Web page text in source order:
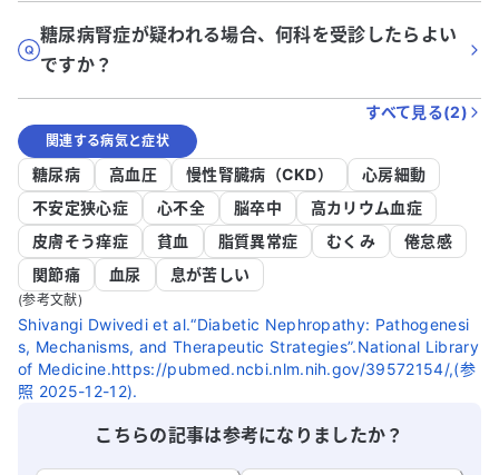
糖尿病腎症が疑われる場合、何科を受診したらよい
ですか？
すべて見る(2)
関連する病気と症状
糖尿病 高血圧 慢性腎臓病（CKD）
心房細動
不安定狭心症
心不全 脳卒中
高カリウム血症
皮膚そう痒症
貧血 脂質異常症 むくみ
倦怠感
関節痛
血尿 息が苦しい
(参考文献)
Shivangi Dwivedi et al.“Diabetic Nephropathy: Pathogenesi
s, Mechanisms, and Therapeutic Strategies”.National Library
of Medicine.https://pubmed.ncbi.nlm.nih.gov/39572154/,(参
照 2025-12-12).
こちらの記事は参考になりましたか？